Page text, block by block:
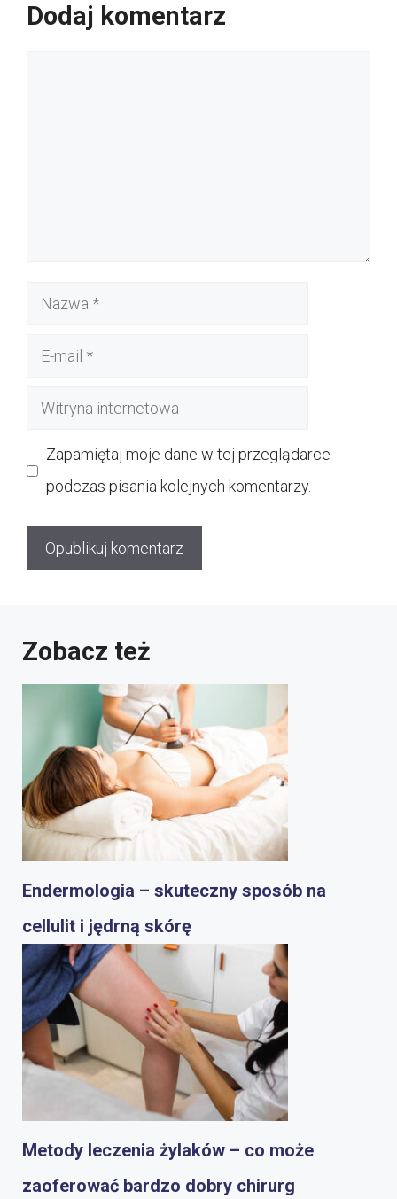
Dodaj komentarz
Nazwa
Witryna
Zapamiętaj moje dane w tej przeglądarce
podczas pisania kolejnych komentarzy.
Zobacz też
Endermologia – skuteczny sposób na
cellulit i jędrną skórę
Metody leczenia żylaków – co może
zaoferować bardzo dobry chirurg